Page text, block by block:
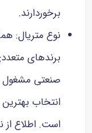
برخوردارند.
نوع متریال:
برندهای
صنعتی مشغول
انتخاب
است. اطلاع از